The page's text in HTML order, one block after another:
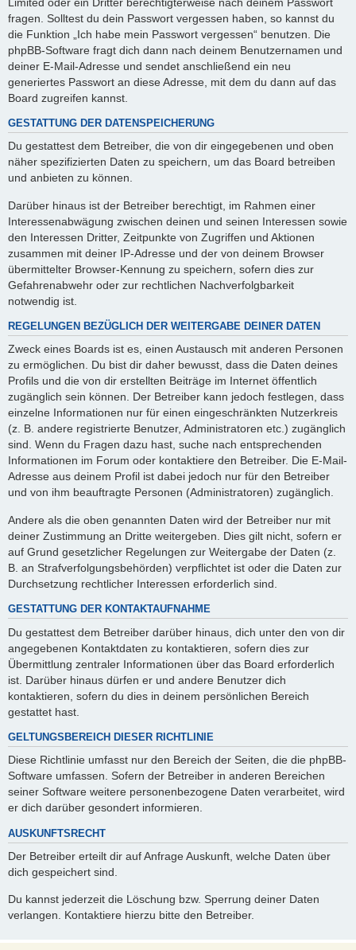
fragen. Solltest du dein Passwort vergessen haben, so kannst du
die Funktion „Ich habe mein Passwort vergessen“ benutzen. Die
phpBB-Software fragt dich dann nach deinem Benutzernamen und
deiner E-Mail-Adresse und sendet anschließend ein neu
generiertes Passwort an diese Adresse, mit dem du dann auf das
Board zugreifen kannst.
GESTATTUNG DER DATENSPEICHERUNG
Du gestattest dem Betreiber, die von dir eingegebenen und oben
näher spezifizierten Daten zu speichern, um das Board betreiben
und anbieten zu können.
Darüber hinaus ist der Betreiber berechtigt, im Rahmen einer
Interessenabwägung zwischen deinen und seinen Interessen sowie
den Interessen Dritter, Zeitpunkte von Zugriffen und Aktionen
zusammen mit deiner IP-Adresse und der von deinem Browser
übermittelter Browser-Kennung zu speichern, sofern dies zur
Gefahrenabwehr oder zur rechtlichen Nachverfolgbarkeit
notwendig ist.
REGELUNGEN BEZÜGLICH DER WEITERGABE DEINER DATEN
Zweck eines Boards ist es, einen Austausch mit anderen Personen
zu ermöglichen. Du bist dir daher bewusst, dass die Daten deines
Profils und die von dir erstellten Beiträge im Internet öffentlich
zugänglich sein können. Der Betreiber kann jedoch festlegen, dass
einzelne Informationen nur für einen eingeschränkten Nutzerkreis
(z. B. andere registrierte Benutzer, Administratoren etc.) zugänglich
sind. Wenn du Fragen dazu hast, suche nach entsprechenden
Informationen im Forum oder kontaktiere den Betreiber. Die E-Mail-
Adresse aus deinem Profil ist dabei jedoch nur für den Betreiber
und von ihm beauftragte Personen (Administratoren) zugänglich.
Andere als die oben genannten Daten wird der Betreiber nur mit
deiner Zustimmung an Dritte weitergeben. Dies gilt nicht, sofern er
auf Grund gesetzlicher Regelungen zur Weitergabe der Daten (z.
B. an Strafverfolgungsbehörden) verpflichtet ist oder die Daten zur
Durchsetzung rechtlicher Interessen erforderlich sind.
GESTATTUNG DER KONTAKTAUFNAHME
Du gestattest dem Betreiber darüber hinaus, dich unter den von dir
angegebenen Kontaktdaten zu kontaktieren, sofern dies zur
Übermittlung zentraler Informationen über das Board erforderlich
ist. Darüber hinaus dürfen er und andere Benutzer dich
kontaktieren, sofern du dies in deinem persönlichen Bereich
gestattet hast.
GELTUNGSBEREICH DIESER RICHTLINIE
Diese Richtlinie umfasst nur den Bereich der Seiten, die die phpBB-
Software umfassen. Sofern der Betreiber in anderen Bereichen
seiner Software weitere personenbezogene Daten verarbeitet, wird
er dich darüber gesondert informieren.
AUSKUNFTSRECHT
Der Betreiber erteilt dir auf Anfrage Auskunft, welche Daten über
dich gespeichert sind.
Du kannst jederzeit die Löschung bzw. Sperrung deiner Daten
verlangen. Kontaktiere hierzu bitte den Betreiber.